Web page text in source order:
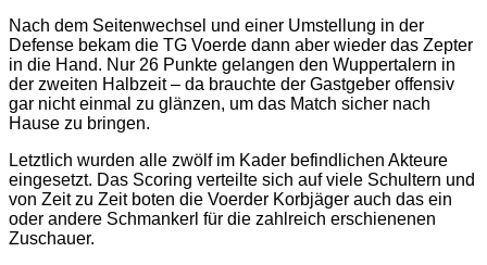
Nach dem Seitenwechsel und einer Umstellung in der
Defense bekam die TG Voerde dann aber wieder das Zepter
in die Hand. Nur 26 Punkte gelangen den Wuppertalern in
der zweiten Halbzeit – da brauchte der Gastgeber offensiv
gar nicht einmal zu glänzen, um das Match sicher nach
Hause zu bringen.
Letztlich wurden alle zwölf im Kader befindlichen Akteure
eingesetzt. Das Scoring verteilte sich auf viele Schultern und
von Zeit zu Zeit boten die Voerder Korbjäger auch das ein
oder andere Schmankerl für die zahlreich erschienenen
Zuschauer.